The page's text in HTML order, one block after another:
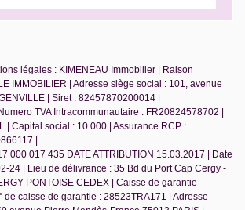
légales : KIMENEAU Immobilier | Raison
IMMOBILIER | Adresse siège social : 101, avenue
| Siret : 82457870200014 |
TVA Intracommunautaire : FR20824578702 |
| Capital social : 10 000 | Assurance RCP :
|
000 017 435 DATE ATTRIBUTION 15.03.2017 | Date
24 | Lieu de délivrance : 35 Bd du Port Cap Cergy -
PONTOISE CEDEX | Caisse de garantie
de caisse de garantie : 28523TRA171 | Adresse